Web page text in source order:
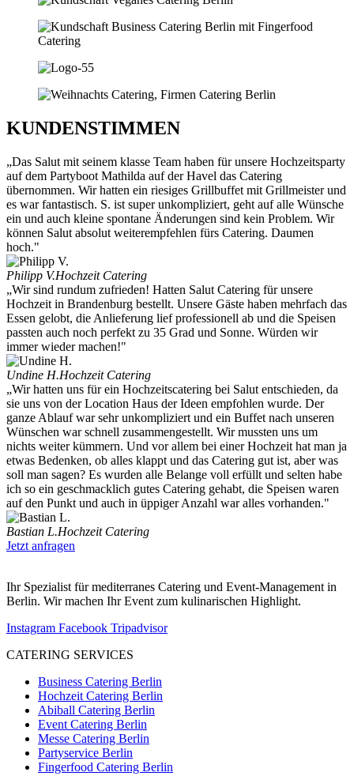
KUNDENSTIMMEN
„Das Salut mit seinem klasse Team haben für unsere Hochzeitsparty
auf dem Partyboot Mathilda auf der Havel das Catering
übernommen. Wir hatten ein riesiges Grillbuffet mit Grillmeister und
es war fantastisch. S. ist super unkompliziert, geht auf alle Wünsche
ein und auch kleine spontane Änderungen sind kein Problem. Wir
können Salut absolut weiterempfehlen fürs Catering. Daumen
hoch."
Philipp V.Hochzeit Catering
„Wir sind rundum zufrieden! Hatten Salut Catering für unsere
Hochzeit in Brandenburg bestellt. Unsere Gäste haben mehrfach das
Essen gelobt, die Anlieferung lief professionell ab und die Speisen
passten auch noch perfekt zu 35 Grad und Sonne. Würden wir
immer wieder machen!"
Undine H.Hochzeit Catering
„Wir hatten uns für ein Hochzeitscatering bei Salut entschieden, da
sie uns von der Location Haus der Ideen empfohlen wurde. Der
ganze Ablauf war sehr unkompliziert und ein Buffet nach unseren
Wünschen war schnell zusammengestellt. Wir mussten uns um
nichts weiter kümmern. Und vor allem bei einer Hochzeit hat man ja
etwas Bedenken, ob alles klappt und das Catering gut ist, aber was
soll man sagen? Es wurden alle Belange voll erfüllt und selten habe
ich so ein geschmacklich gutes Catering gehabt, die Speisen waren
auf den Punkt und auch in üppiger Anzahl war alles vorhanden."
Bastian L.Hochzeit Catering
Jetzt anfragen
Ihr Spezialist für mediterranes Catering und Event-Management in
Berlin. Wir machen Ihr Event zum kulinarischen Highlight.
Instagram Facebook Tripadvisor
CATERING SERVICES
Business Catering Berlin
Hochzeit Catering Berlin
Abiball Catering Berlin
Event Catering Berlin
Messe Catering Berlin
Partyservice Berlin
Fingerfood Catering Berlin